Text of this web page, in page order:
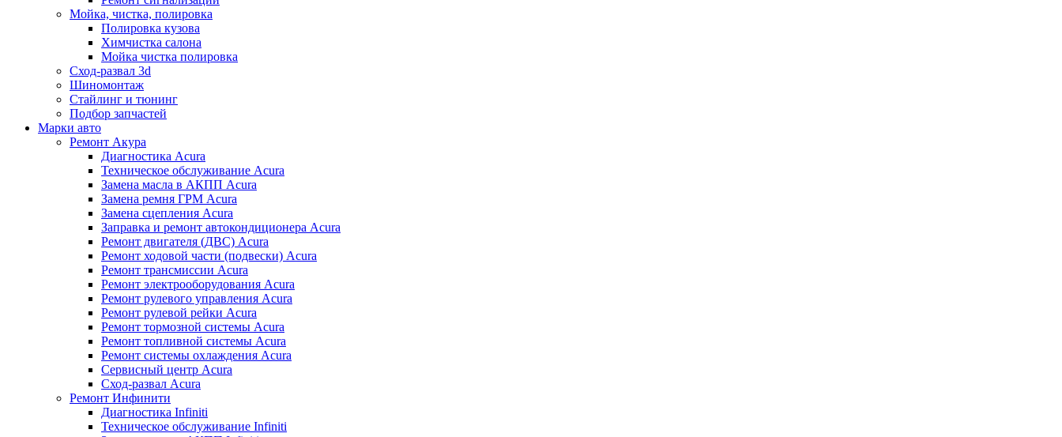
Мойка, чистка, полировка
Полировка кузова
Химчистка салона
Мойка чистка полировка
Сход-развал 3d
Шиномонтаж
Стайлинг и тюнинг
Подбор запчастей
Марки авто
Ремонт Акура
Диагностика Acura
Техническое обслуживание Acura
Замена масла в АКПП Acura
Замена ремня ГРМ Acura
Замена сцепления Acura
Заправка и ремонт автокондиционера Acura
Ремонт двигателя (ДВС) Acura
Ремонт ходовой части (подвески) Acura
Ремонт трансмиссии Acura
Ремонт электрооборудования Acura
Ремонт рулевого управления Acura
Ремонт рулевой рейки Acura
Ремонт тормозной системы Acura
Ремонт топливной системы Acura
Ремонт системы охлаждения Acura
Сервисный центр Acura
Сход-развал Acura
Ремонт Инфинити
Диагностика Infiniti
Техническое обслуживание Infiniti